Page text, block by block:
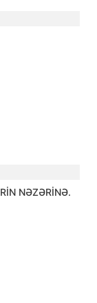
NƏZƏRİNƏ.